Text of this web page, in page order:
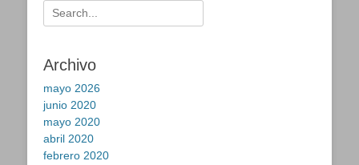
Buscar:
Archivo
mayo 2026
junio 2020
mayo 2020
abril 2020
febrero 2020